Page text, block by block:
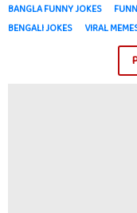
BANGLA FUNNY JOKES
BENGALI JOKES
VIRAL